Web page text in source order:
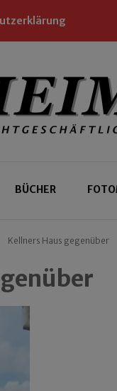
BÜCHER
Kellners Haus gegenüber